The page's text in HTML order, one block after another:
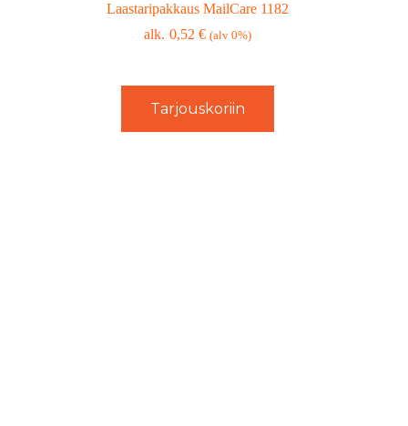
Laastaripakkaus MailCare 1182
0,52€ (alv 0%)
Tarjouskoriin